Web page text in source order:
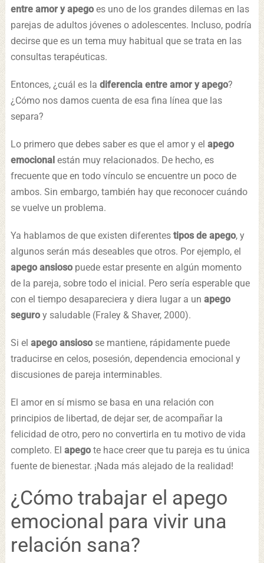
entre amor y apegoes uno de los grandes dilemas en las
parejas de adultos jóvenes o adolescentes. Incluso, podría
decirse que es un tema muy habitual que se trata en las
consultas terapéuticas.
Entonces, ¿cuál es la diferencia entre amor y apego?
¿Cómo nos damos cuenta de esa fina línea que las
separa?
Lo primero que debes saber es que el amor y el apego
emocional están muy relacionados. De hecho, es
frecuente que en todo vínculo se encuentre un poco de
ambos. Sin embargo, también hay que reconocer cuándo
se vuelve un problema.
Ya hablamos de que existen diferentes tipos de apego, y
algunos serán más deseables que otros. Por ejemplo, el
apego ansiosopuede estar presente en algún momento
de la pareja, sobre todo el inicial. Pero sería esperable que
con el tiempo desapareciera y diera lugar a un apego
seguroy saludable (Fraley & Shaver, 2000).
Si el apego ansiosose mantiene, rápidamente puede
traducirse en celos, posesión, dependencia emocional y
discusiones de pareja interminables.
El amor en sí mismo se basa en una relación con
principios de libertad, de dejar ser, de acompañar la
felicidad de otro, pero no convertirla en tu motivo de vida
completo. El apego te hace creer que tu pareja es tu única
fuente de bienestar. ¡Nada más alejado de la realidad!
¿Cómo trabajar el apego
emocional para vivir una
relación sana?